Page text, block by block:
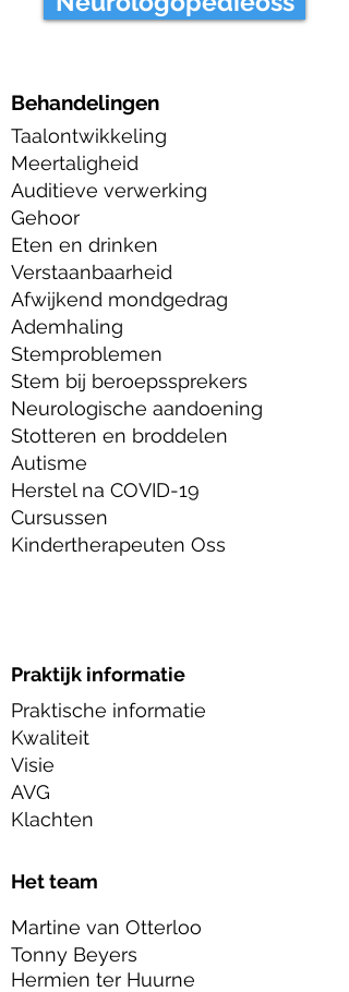
Behandelingen
Taalontwikkeling
Meertaligheid
Auditieve verwerking
Gehoor
Eten en drinken
Verstaanbaarheid
Afwijkend mondgedrag
Ademhaling
Stemproblemen
Stem bij beroepssprekers
Neurologische aandoening
Stotteren en broddelen
Autisme
Herstel na COVID-19
Cursussen
Kindertherapeuten Oss
Praktijk informatie
Praktische informatie
Kwaliteit
Visie
AVG
Klachten
Het team
Martine van Otterloo
Tonny Beyers
Hermien ter Huurne